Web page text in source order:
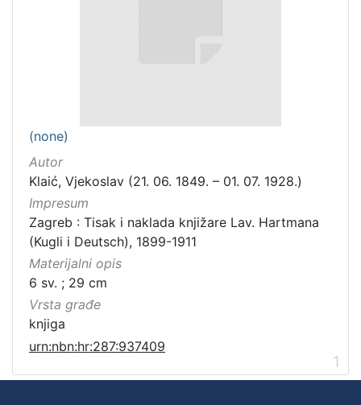
(none)
Autor
Klaić, Vjekoslav (21. 06. 1849. – 01. 07. 1928.)
Impresum
Zagreb : Tisak i naklada knjižare Lav. Hartmana
(Kugli i Deutsch), 1899-1911
Materijalni opis
6 sv. ; 29 cm
Vrsta građe
knjiga
urn:nbn:hr:287:937409
1